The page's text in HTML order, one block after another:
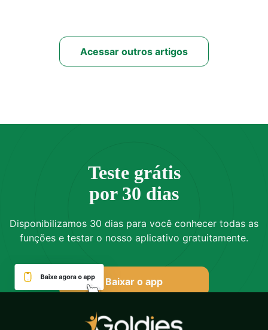
Acessar outros artigos
Teste grátis
por 30 dias
Disponibilizamos 30 dias para você conhecer todas as
funções e testar o nosso aplicativo gratuitamente.
Baixar o app